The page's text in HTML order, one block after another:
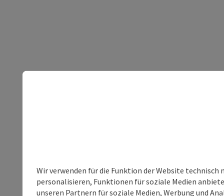
Wir verwenden für die Funktion der Website
personalisieren, Funktionen für soziale Medien
unseren Partnern für soziale Medien, Werbung und